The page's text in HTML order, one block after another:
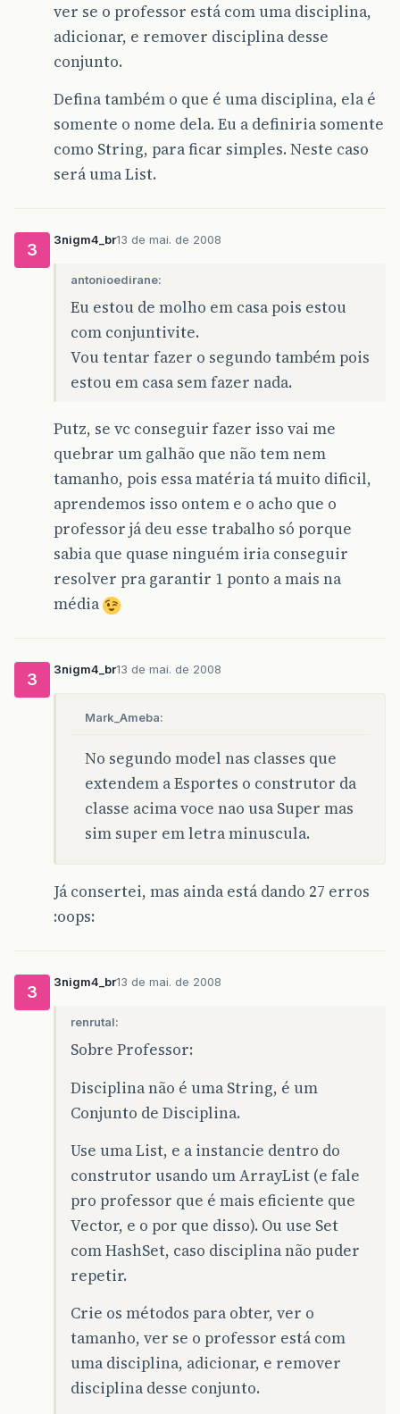
ver se o professor está com uma disciplina,
adicionar, e remover disciplina desse
conjunto.
Defina também o que é uma disciplina, ela é
somente o nome dela. Eu a definiria somente
como String, para ficar simples. Neste caso
será uma List.
3
3nigm4_br13 de mai. de 2008
antonioedirane:
Eu estou de molho em casa pois estou
com conjuntivite.
Vou tentar fazer o segundo também pois
estou em casa sem fazer nada.
Putz, se vc conseguir fazer isso vai me
quebrar um galhão que não tem nem
tamanho, pois essa matéria tá muito dificil,
aprendemos isso ontem e o acho que o
professor já deu esse trabalho só porque
sabia que quase ninguém iria conseguir
resolver pra garantir 1 ponto a mais na
média
3
3nigm4_br13 de mai. de 2008
Mark_Ameba:
No segundo model nas classes que
extendem a Esportes o construtor da
classe acima voce nao usa Super mas
sim super em letra minuscula.
Já consertei, mas ainda está dando 27 erros
:oops:
3
3nigm4_br13 de mai. de 2008
renrutal:
Sobre Professor:
Disciplina não é uma String, é um
Conjunto de Disciplina.
Use uma List, e a instancie dentro do
construtor usando um ArrayList (e fale
pro professor que é mais eficiente que
Vector, e o por que disso). Ou use Set
com HashSet, caso disciplina não puder
repetir.
Crie os métodos para obter, ver o
tamanho, ver se o professor está com
uma disciplina, adicionar, e remover
disciplina desse conjunto.